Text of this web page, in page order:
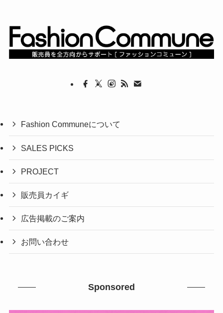
Fashion Communeについて
SALES PICKS
PROJECT
販売員カイギ
広告掲載のご案内
お問い合わせ
Sponsored